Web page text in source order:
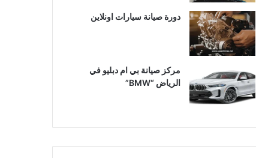
دورة صيانة سيارات اونلاين
مركز صيانة بي ام دبليو في
الرياض “BMW”